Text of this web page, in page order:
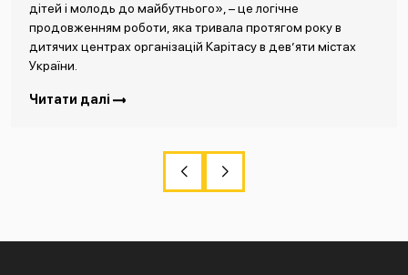
дітей і молодь до майбутнього», – це логічне
продовженням роботи, яка тривала протягом року в
дитячих центрах організацій Карітасу в дев’яти містах
України.
Читати далі